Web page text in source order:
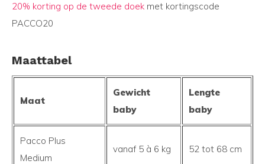
20% korting op de tweede doek met kortingscode
PACCO20
Maattabel
Maat
Gewicht
baby
Lengte
baby
Pacco Plus
Medium
vanaf 5 à 6 kg 52 tot 68 cm